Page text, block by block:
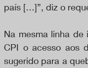
país […]”, diz o
Na mesma linha de
CPI o acesso aos
sugerido para a